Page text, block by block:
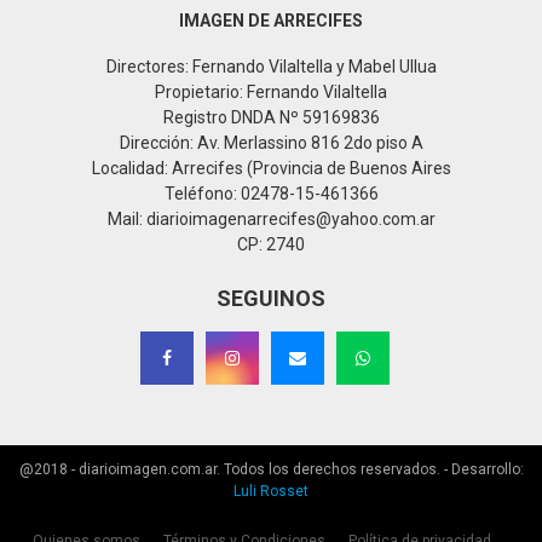
IMAGEN DE ARRECIFES
Directores: Fernando Vilaltella y Mabel Ullua
Propietario: Fernando Vilaltella
Registro DNDA Nº 59169836
Dirección: Av. Merlassino 816 2do piso A
Localidad: Arrecifes (Provincia de Buenos Aires
Teléfono: 02478-15-461366
Mail: diarioimagenarrecifes@yahoo.com.ar
CP: 2740
SEGUINOS
@2018 - diarioimagen.com.ar. Todos los derechos reservados. - Desarrollo:
Luli Rosset